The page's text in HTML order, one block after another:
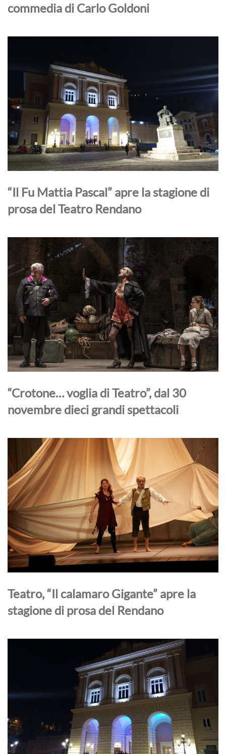
commedia di Carlo Goldoni
“Il Fu Mattia Pascal” apre la stagione di
prosa del Teatro Rendano
“Crotone… voglia di Teatro”, dal 30
novembre dieci grandi spettacoli
Teatro, “Il calamaro Gigante” apre la
stagione di prosa del Rendano